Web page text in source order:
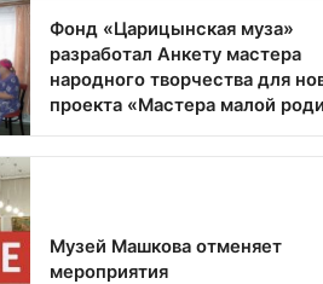
Фонд «Царицынская муза»
разработал Анкету мастера
народного творчества для
проекта «Мастера малой
Музей Машкова отменяет
мероприятия